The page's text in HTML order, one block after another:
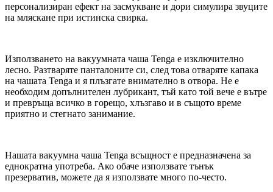
персонализиран ефект на засмукване и дори симулира звуците
на мляскане при истинска свирка.
Използването на вакуумната чаша Tenga е изключително
лесно. Разтваряте панталоните си, след това отваряте капака
на чашата Tenga и я плъзгате внимателно в отвора. Не е
необходим допълнителен лубрикант, тъй като той вече е вътре
и превръща всичко в горещо, хлъзгаво и в същото време
приятно и стегнато занимание.
Нашата вакуумна чаша Tenga всъщност е предназначена за
еднократна употреба. Ако обаче използвате тънък
презерватив, можете да я използвате много по-често.